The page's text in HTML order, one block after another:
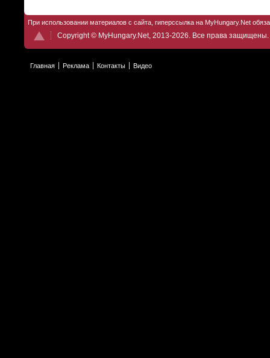
При использовании материалов с сайта, гиперссылка на MyHungary.Net
Copyright © MyHungary.Net, 2013-2026. Все права защищены.
Главная Реклама Контакты Видео